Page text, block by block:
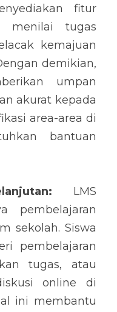
fitur
menilai tugas
kemajuan
demikian,
umpan
akurat kepada
area-area di
bantuan
LMS
pembelajaran
sekolah. Siswa
pembelajaran
tugas, atau
online di
ini membantu